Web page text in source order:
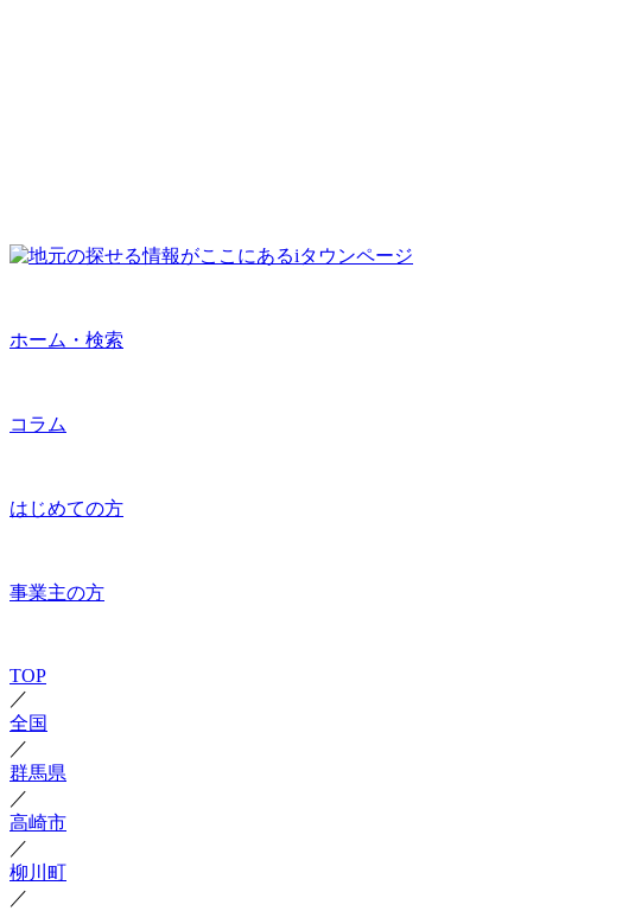
ホーム・検索
コラム
はじめての方
事業主の方
TOP
／
全国
／
群馬県
／
高崎市
／
柳川町
／